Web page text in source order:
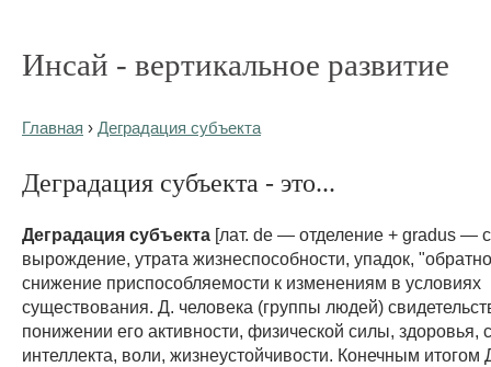
Инсай - вертикальное развитие
Главная › Деградация субъекта
Деградация субъекта - это...
Деградация субъекта [лат. de — отделение + gradus —
вырождение, утрата жизнеспособности, упадок,
снижение приспособляемости к изменениям в условиях
существования. Д. человека (группы людей)
понижении его активности, физической силы, здоровья,
интеллекта, воли, жизнеустойчивости. Конечным итогом